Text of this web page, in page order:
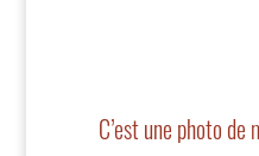
C’est une photo